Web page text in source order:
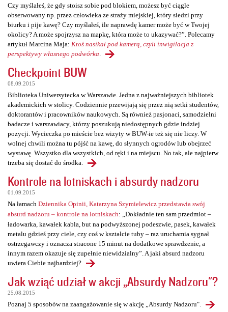
Czy myślałeś, że gdy stoisz sobie pod blokiem, możesz być ciągle
obserwowany np. przez człowieka ze straży miejskiej, który siedzi przy
biurku i pije kawę? Czy myślałeś, ile naprawdę kamer może być w Twojej
okolicy? A może spojrzysz na mapkę, która może to ukazywać?”. Polecamy
artykuł Marcina Maja: Ktoś nasikał pod kamerą, czyli inwigilacja z
perspektywy własnego podwórka
Checkpoint BUW
08.09.2015
Biblioteka Uniwersytecka w Warszawie. Jedna z najważniejszych bibliotek
akademickich w stolicy. Codziennie przewijają się przez nią setki studentów,
doktorantów i pracowników naukowych. Są również pasjonaci, samodzielni
badacze i warszawiacy, którzy poszukują niedostępnych gdzie indziej
pozycji. Wycieczka po mieście bez wizyty w BUW-ie też się nie liczy. W
wolnej chwili można tu pójść na kawę, do słynnych ogrodów lub obejrzeć
wystawę. Wszystko dla wszystkich, od ręki i na miejscu. No tak, ale najpierw
trzeba się dostać do środka.
Kontrole na lotniskach i absurdy nadzoru
01.09.2015
Na łamach Dziennika Opinii, Katarzyna Szymielewicz przedstawia swój
absurd nadzoru – kontrole na lotniskach: „Dokładnie ten sam przedmiot –
ładowarka, kawałek kabla, but na podwyższonej podeszwie, pasek, kawałek
metalu gdzieś przy ciele, czy coś w kształcie tuby – raz uruchamia sygnał
ostrzegawczy i oznacza stracone 15 minut na dodatkowe sprawdzenie, a
innym razem okazuje się zupełnie niewidzialny”. A jaki absurd nadzoru
uwiera Ciebie najbardziej?
Jak wziąć udział w akcji „Absurdy Nadzoru"?
25.08.2015
Poznaj 5 sposobów na zaangażowanie się w akcję „Absurdy Nadzoru".